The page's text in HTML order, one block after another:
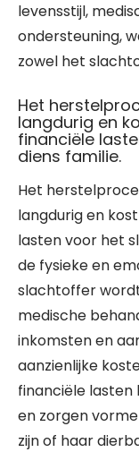
levensstijl,
ondersteuning,
zowel het
Het
langdurig en
financiële
diens familie.
Het
langdurig en
lasten voor het
de fysieke en
slachtoffer
medische
inkomsten en
aanzienlijke
financiële lasten
en zorgen
zijn of haar